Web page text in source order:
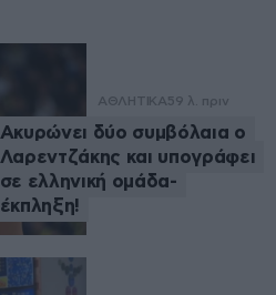
ΑΘΛΗΤΙΚΑ59 λ. πριν
Ακυρώνει δύο συμβόλαια ο
Λαρεντζάκης και υπογράφει
σε ελληνική ομάδα-
έκπληξη!